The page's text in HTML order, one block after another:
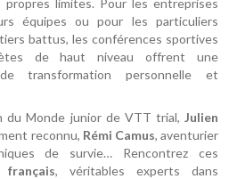
équipes ou pour les particuliers
battus, les conférences sportives
de haut niveau offrent une
transformation personnelle et
du Monde junior de VTT trial, Julien
reconnu, Rémi Camus, aventurier
de survie… Rencontrez ces
, véritables experts dans